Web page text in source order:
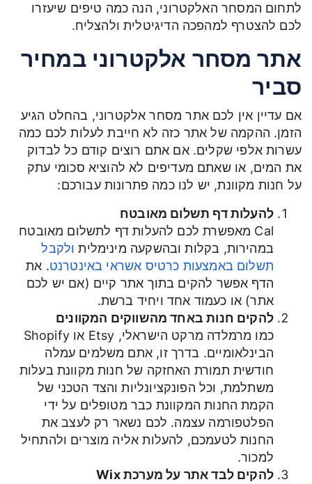
לתחום המסחר האלקטרוני, הנה כמה טיפים שיעזרו
לכם להצטרף למהפכה הדיגיטלית ולהצליח.
אתר מסחר אלקטרוני במחיר
סביר
אם עדיין אין לכם אתר מסחר אלקטרוני, בהחלט הגיע
הזמן. ההקמה של אתר כזה לא חייבת לעלות לכם כמה
עשרות אלפי שקלים. אם אתם רוצים קודם כל לבדוק
את המים, או שאתם מעדיפים לא להוציא סכומי עתק
על חנות מקוונת, יש לנו כמה פתרונות עבורכם:
להעלות דף תשלום מאובטח
Cal מאפשרת לכם להעלות דף לתשלום מאובטח
במהירות, בקלות ובהשקעה מינימלית ולקבל
תשלום באמצעות כרטיס אשראי באינטרנט. את
הדף אפשר להקים בתוך אתר קיים (אם יש לכם
אתר) או כעמוד אחד ויחיד ברשת.
להקים חנות באחד מהשווקים המקוונים
כמו מרמלדה מרקט הישראלי, Etsy או Shopify
הבינלאומיים. בדרך זו, אתם משלמים עמלה
חודשית תמורת האחזקה של חנות מקוונת בעלות
משתלמת, וכל הפונקציונליות והצד הטכני של
הקמת החנות המקוונת כבר מטופלים על ידי
הפלטפורמה עצמה. לכם נשאר רק לעצב את
החנות לטעמכם, להעלות אליה מוצרים ולהתחיל
למכור.
להקים לבד אתר על מערכת Wix